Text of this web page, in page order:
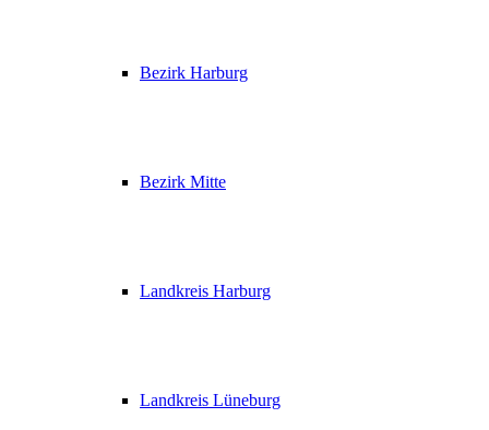
Bezirk Harburg
Bezirk Mitte
Landkreis Harburg
Landkreis Lüneburg